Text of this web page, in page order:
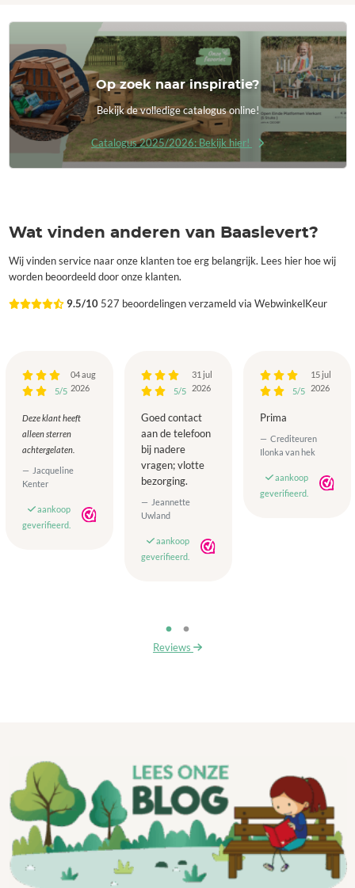
Op zoek naar inspiratie?
Bekijk de volledige catalogus online!
Catalogus 2025/2026: Bekijk hier!
Wat vinden anderen van Baaslevert?
Wij vinden service naar onze klanten toe erg belangrijk. Lees hier hoe wij
worden beoordeeld door onze klanten.
9.5/10 527 beoordelingen verzameld via WebwinkelKeur
5/5
04 aug
2026
Deze klant heeft
alleen sterren
achtergelaten.
Jacqueline
Kenter
aankoop
geverifieerd.
5/5
31 jul
2026
Goed contact
aan de telefoon
bij nadere
vragen; vlotte
bezorging.
Jeannette
Uwland
aankoop
geverifieerd.
5/5
15 jul
2026
Prima
Crediteuren
Ilonka van hek
aankoop
geverifieerd.
Reviews